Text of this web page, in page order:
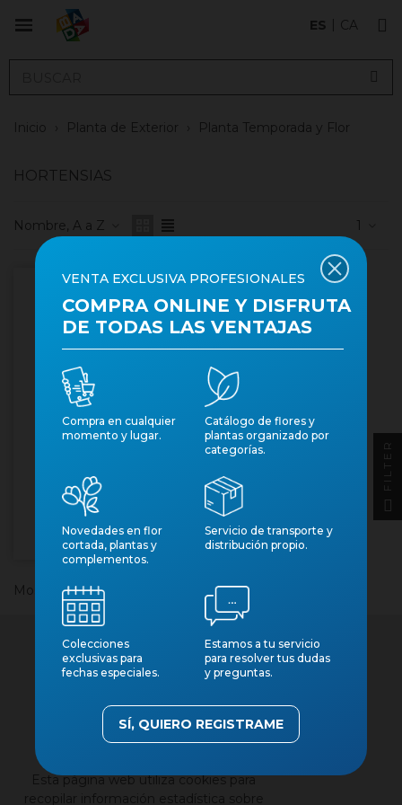
ES CA
Inicio Planta de Exterior Planta Temporada y Flor
HORTENSIAS
Nombre, A a Z 1
MAGICAL
Núm. art.: 30985
Mostrando 1-1 de 1 artículo(s)
Aviso legal
Esta página web utiliza cookies para
recopilar información estadística sobre
×
VENTA EXCLUSIVA PROFESIONALES
COMPRA ONLINE Y DISFRUTA
DE TODAS LAS VENTAJAS
Compra en cualquier
momento y lugar.
Catálogo de flores y
plantas organizado por
categorías.
Novedades en flor
cortada, plantas y
complementos.
Servicio de transporte y
distribución propio.
Colecciones
exclusivas para
fechas especiales.
Estamos a tu servicio
para resolver tus dudas
y preguntas.
SÍ, QUIERO REGISTRAME
FILTER